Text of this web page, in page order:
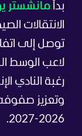
بدأ مانشستر
الانتقالات
توصل إلى
لاعب الوسط
رغبة النادي
وتعزيز
2026-2027.